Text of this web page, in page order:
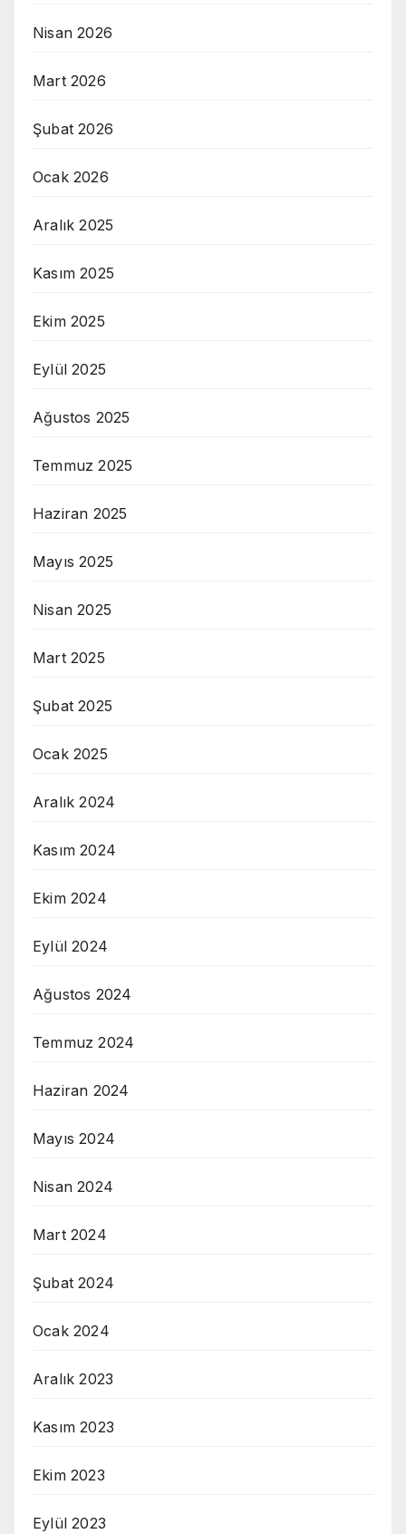
Nisan 2026
Mart 2026
Şubat 2026
Ocak 2026
Aralık 2025
Kasım 2025
Ekim 2025
Eylül 2025
Ağustos 2025
Temmuz 2025
Haziran 2025
Mayıs 2025
Nisan 2025
Mart 2025
Şubat 2025
Ocak 2025
Aralık 2024
Kasım 2024
Ekim 2024
Eylül 2024
Ağustos 2024
Temmuz 2024
Haziran 2024
Mayıs 2024
Nisan 2024
Mart 2024
Şubat 2024
Ocak 2024
Aralık 2023
Kasım 2023
Ekim 2023
Eylül 2023